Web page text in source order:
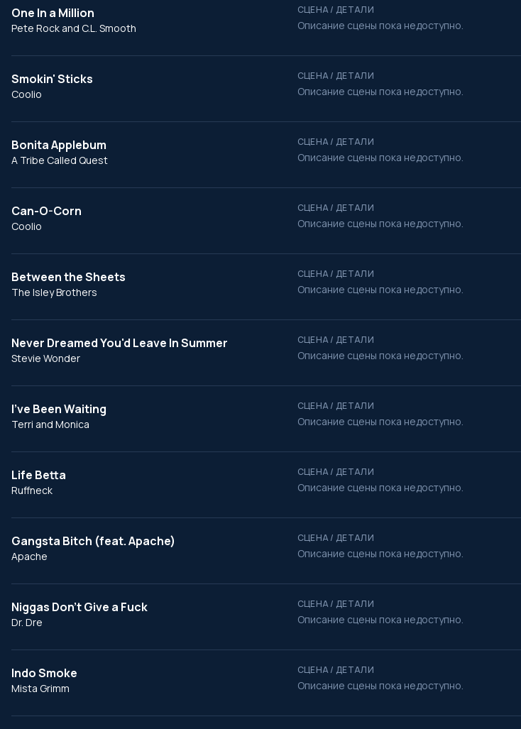
One In a Million
Pete Rock and C.L. Smooth
СЦЕНА / ДЕТАЛИ
Описание сцены пока недоступно.
Smokin' Sticks
Coolio
СЦЕНА / ДЕТАЛИ
Описание сцены пока недоступно.
Bonita Applebum
A Tribe Called Quest
СЦЕНА / ДЕТАЛИ
Описание сцены пока недоступно.
Can-O-Corn
Coolio
СЦЕНА / ДЕТАЛИ
Описание сцены пока недоступно.
Between the Sheets
The Isley Brothers
СЦЕНА / ДЕТАЛИ
Описание сцены пока недоступно.
Never Dreamed You'd Leave In Summer
Stevie Wonder
СЦЕНА / ДЕТАЛИ
Описание сцены пока недоступно.
I've Been Waiting
Terri and Monica
СЦЕНА / ДЕТАЛИ
Описание сцены пока недоступно.
Life Betta
Ruffneck
СЦЕНА / ДЕТАЛИ
Описание сцены пока недоступно.
Gangsta Bitch (feat. Apache)
Apache
СЦЕНА / ДЕТАЛИ
Описание сцены пока недоступно.
Niggas Don't Give a Fuck
Dr. Dre
СЦЕНА / ДЕТАЛИ
Описание сцены пока недоступно.
Indo Smoke
Mista Grimm
СЦЕНА / ДЕТАЛИ
Описание сцены пока недоступно.